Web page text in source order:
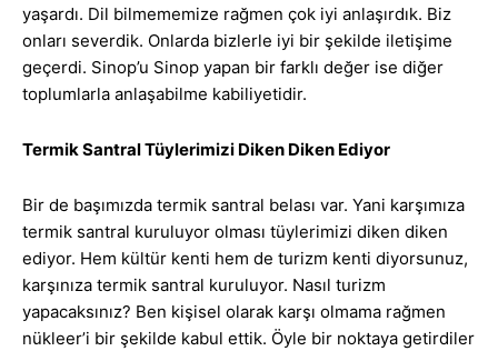
yaşardı. Dil bilmememize rağmen çok iyi anlaşırdık. Biz
onları severdik. Onlarda bizlerle iyi bir şekilde iletişime
geçerdi. Sinop’u Sinop yapan bir farklı değer ise diğer
toplumlarla anlaşabilme kabiliyetidir.
Termik Santral Tüylerimizi Diken Diken Ediyor
Bir de başımızda termik santral belası var. Yani karşımıza
termik santral kuruluyor olması tüylerimizi diken diken
ediyor. Hem kültür kenti hem de turizm kenti diyorsunuz,
karşınıza termik santral kuruluyor. Nasıl turizm
yapacaksınız? Ben kişisel olarak karşı olmama rağmen
nükleer’i bir şekilde kabul ettik. Öyle bir noktaya getirdiler